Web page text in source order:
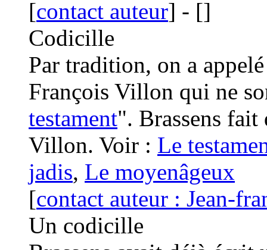
[contact auteur] - []
Codicille
Par tradition, on a
François Villon qui ne
testament". Brassens fait
Villon. Voir : Le
jadis, Le moyenâgeux
[contact auteur : Jean-
Un codicille